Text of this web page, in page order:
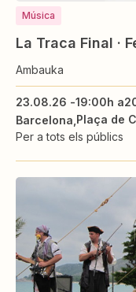
Música
La Traca Final ·
Ambauka
23.08.26 -19:00h a
Barcelona Plaça de
Per a tots els públics